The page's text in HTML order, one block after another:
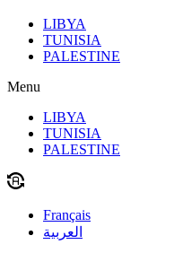
LIBYA
TUNISIA
PALESTINE
Menu
LIBYA
TUNISIA
PALESTINE
Français
العربية